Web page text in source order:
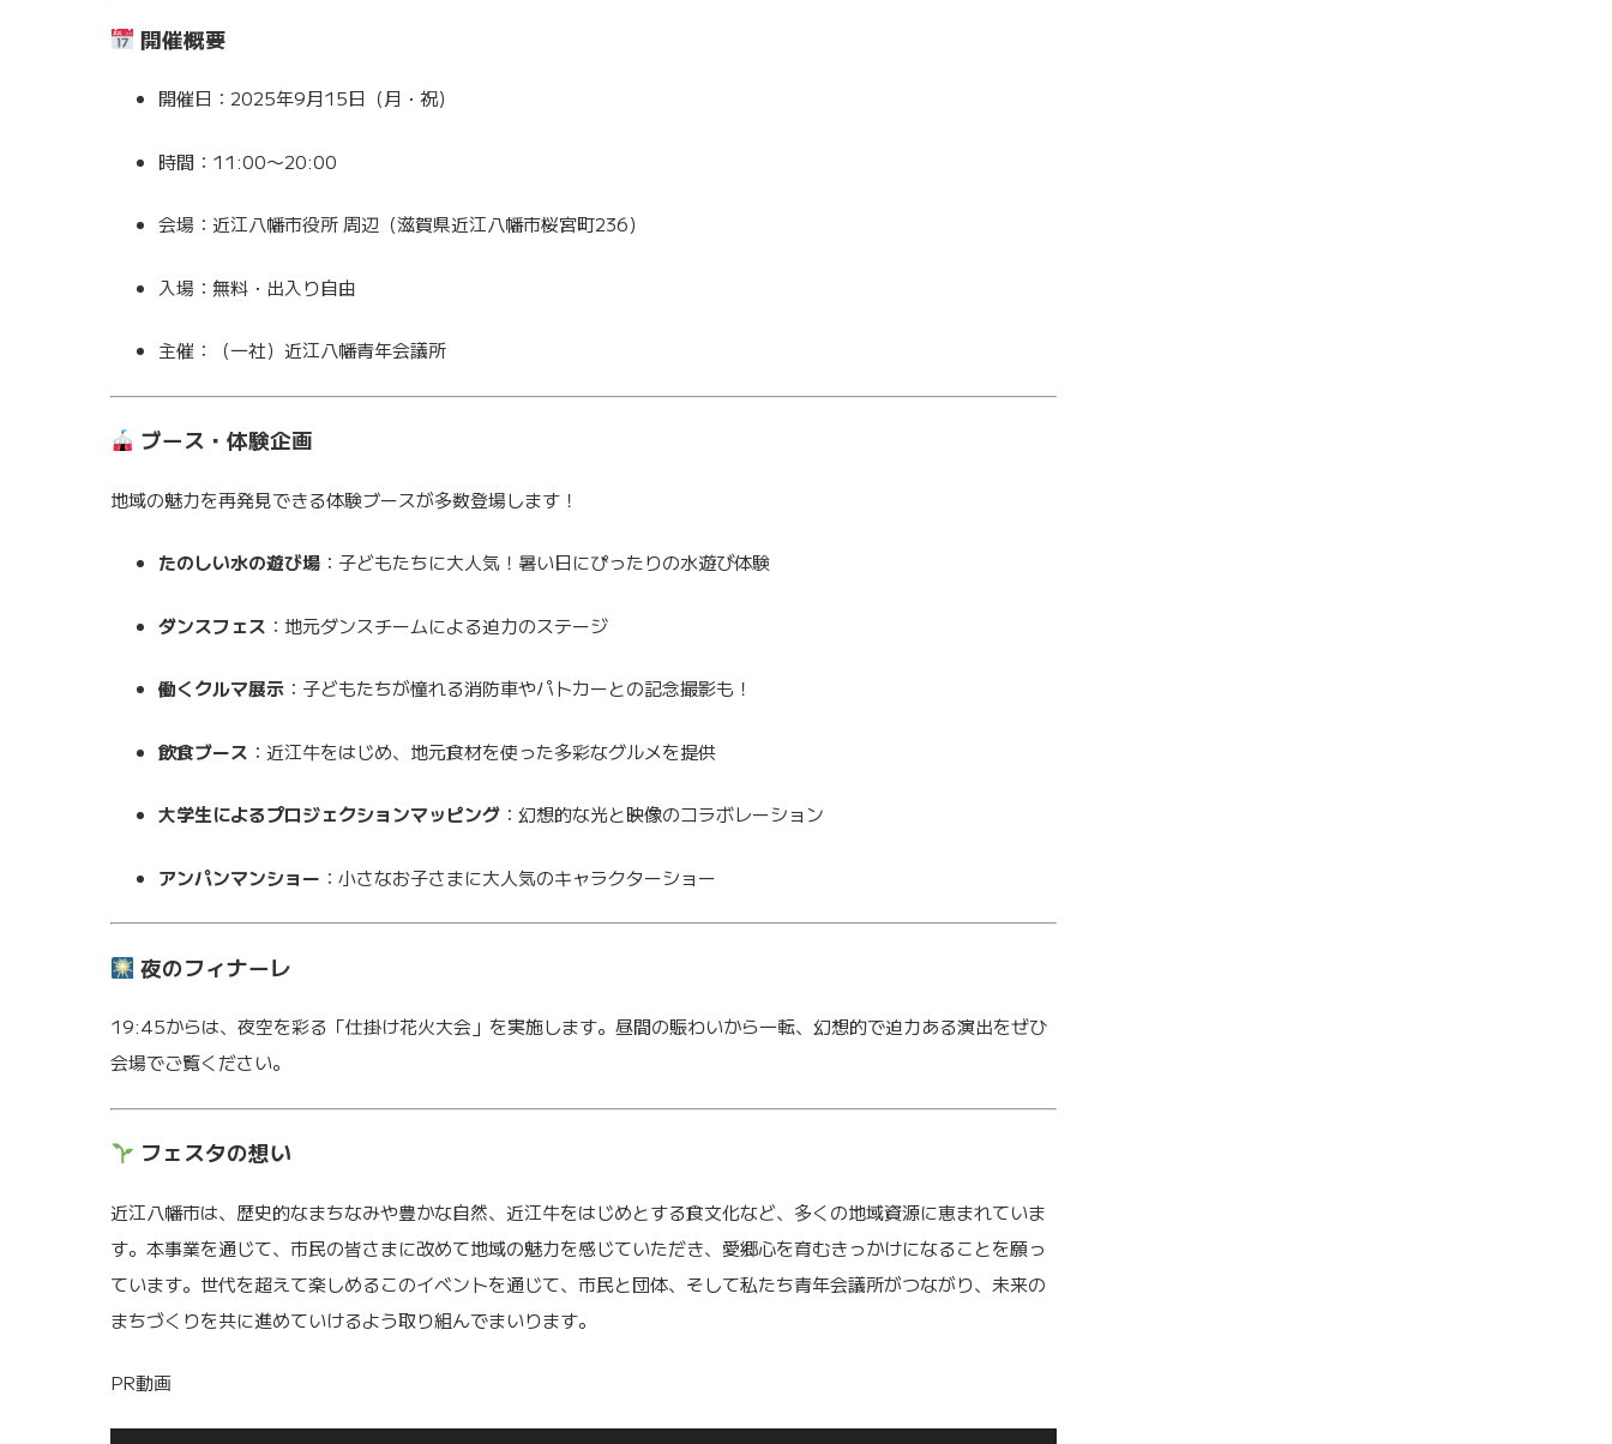
開催概要
開催日：2025年9月15日（月・祝）
時間：11:00〜20:00
会場：近江八幡市役所 周辺（滋賀県近江八幡市桜宮町236）
入場：無料・出入り自由
主催：（一社）近江八幡青年会議所
ブース・体験企画
地域の魅力を再発見できる体験ブースが多数登場します！
たのしい水の遊び場 ：子どもたちに大人気！暑い日にぴったりの水遊び体験
ダンスフェス ：地元ダンスチームによる迫力のステージ
働くクルマ展示 ：子どもたちが憧れる消防車やパトカーとの記念撮影も！
飲食ブース ：近江牛をはじめ、地元食材を使った多彩なグルメを提供
大学生によるプロジェクションマッピング ：幻想的な光と映像のコラボレーション
アンパンマンショー ：小さなお子さまに大人気のキャラクターショー
夜のフィナーレ
19:45からは、夜空を彩る「仕掛け花火大会」を実施します。昼間の賑わいから一転、幻想的で迫力ある演出をぜひ
会場でご覧ください。
フェスタの想い
近江八幡市は、歴史的なまちなみや豊かな自然、近江牛をはじめとする食文化など、多くの地域資源に恵まれていま
す。本事業を通じて、市民の皆さまに改めて地域の魅力を感じていただき、愛郷心を育むきっかけになることを願っ
ています。世代を超えて楽しめるこのイベントを通じて、市民と団体、そして私たち青年会議所がつながり、未来の
まちづくりを共に進めていけるよう取り組んでまいります。
PR動画